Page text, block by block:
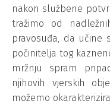
nakon službene
tražimo od
pravosuđa, da učine
počinitelja tog
mržnju spram
njihovih vjerskih
možemo